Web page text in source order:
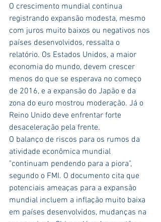
O crescimento mundial continua
registrando expansão modesta, mesmo
com juros muito baixos ou negativos nos
países desenvolvidos, ressalta o
relatório. Os Estados Unidos, a maior
economia do mundo, devem crescer
menos do que se esperava no começo
de 2016, e a expansão do Japão e da
zona do euro mostrou moderação. Já o
Reino Unido deve enfrentar forte
desaceleração pela frente.
O balanço de riscos para os rumos da
atividade econômica mundial
"continuam pendendo para a piora",
segundo o FMI. O documento cita que
potenciais ameaças para a expansão
mundial incluem a inflação muito baixa
em países desenvolvidos, mudanças na